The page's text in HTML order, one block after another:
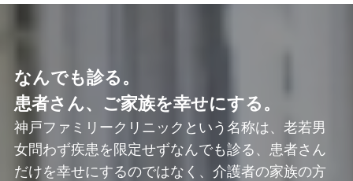
なんでも診る。
患者さん、ご家族を幸せにする。
神戸ファミリークリニックという名称は、老若男
女問わず疾患を限定せずなんでも診る、患者さん
だけを幸せにするのではなく、介護者の家族の方